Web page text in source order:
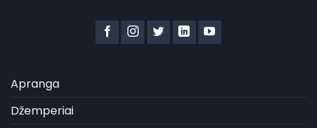
Apranga
Džemperiai